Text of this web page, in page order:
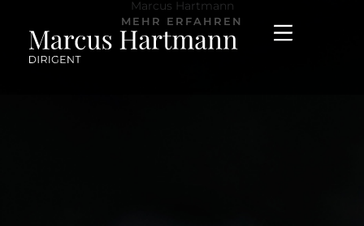
springen
Menü
Marcus Hartmann
MEHR ERFAHREN